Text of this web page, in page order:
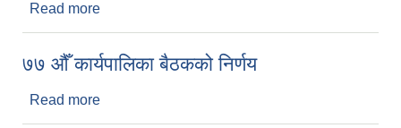
Read more
७७ औँ कार्यपालिका बैठकको निर्णय
Read more